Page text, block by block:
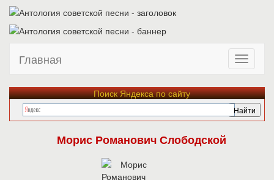
Главная
Поиск Яндекса по сайту
Морис Романович Слободской